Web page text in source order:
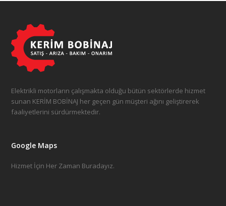
Elektrikli motorların çalışmakta olduğu bütün sektörlerde hizmet
sunan KERİM BOBİNAJ her geçen gün müşteri ağını geliştirerek
faaliyetlerini sürdürmektedir.
Google Maps
Hizmet İçin Her Zaman Buradayız.